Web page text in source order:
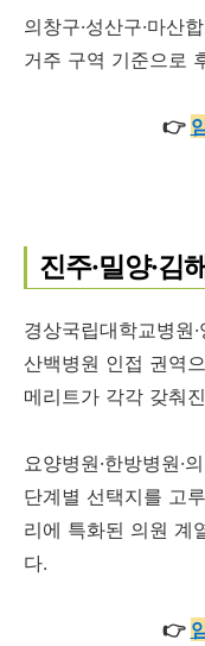
의창구·성산구·마산
거주 구역 기준으로
👉
진주·밀양·김
경상국립대학교병원
산백병원 인접 권역
메리트가 각각 갖춰
요양병원·한방병원·
단계별 선택지를 고
리에 특화된 의원 계
다.
👉